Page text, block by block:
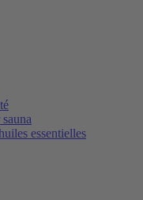
essentielles